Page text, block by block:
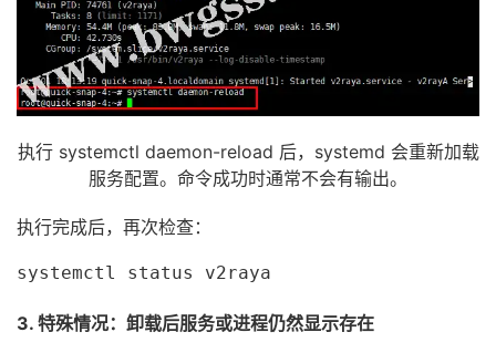
执行 systemctl daemon-reload 后，systemd 会重新加载
服务配置。命令成功时通常不会有输出。
执行完成后，再次检查：
systemctl status v2raya
3. 特殊情况：卸载后服务或进程仍然显示存在